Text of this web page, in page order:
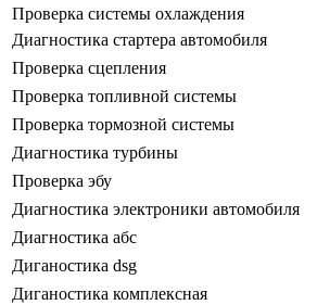
Проверка системы охлаждения
Диагностика стартера автомобиля
Проверка сцепления
Проверка топливной системы
Проверка тормозной системы
Диагностика турбины
Проверка эбу
Диагностика электроники автомобиля
Диагностика абс
Диганостика dsg
Диганостика комплексная